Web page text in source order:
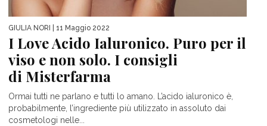
GIULIA NORI | 11 Maggio 2022
I Love Acido Ialuronico. Puro per il
viso e non solo. I consigli
di Misterfarma
Ormai tutti ne parlano e tutti lo amano. L’acido ialuronico è,
probabilmente, l’ingrediente più utilizzato in assoluto dai
cosmetologi nelle...